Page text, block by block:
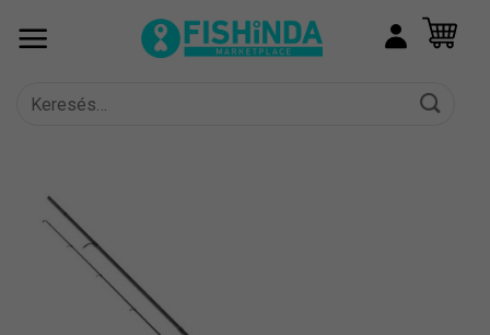
Keresés